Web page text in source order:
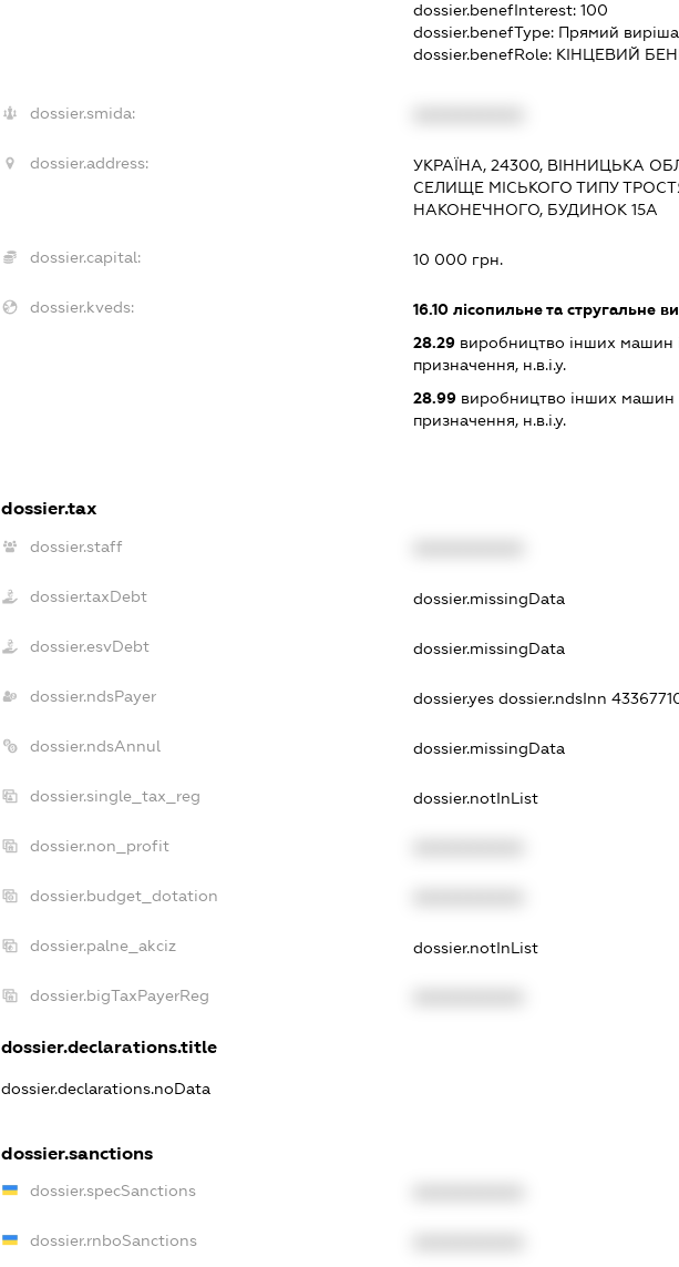
dossier.benefInterest: 100
dossier.benefType: Прямий
dossier.benefRole: КІНЦЕВИЙ
dossier.smida:
dossier.address:
УКРАЇНА, 24300, ВІННИЦЬКА
СЕЛИЩЕ МІСЬКОГО ТИПУ
НАКОНЕЧНОГО, БУДИНОК 15А
dossier.capital: 10 000 грн.
dossier.kveds: 16.10лісопильне та стругальне
28.29виробництво інших машин
призначення, н.в.і.у.
28.99виробництво інших машин
призначення, н.в.і.у.
dossier.tax
dossier.staff
dossier.taxDebt dossier.missingData
dossier.esvDebt dossier.missingData
dossier.ndsPayer dossier.yes dossier.ndsInn
dossier.ndsAnnul dossier.missingData
dossier.single_tax_reg dossier.notInList
dossier.non_profit
dossier.budget_dotation
dossier.palne_akciz dossier.notInList
dossier.bigTaxPayerReg
dossier.declarations.title
dossier.declarations.noData
dossier.sanctions
dossier.specSanctions
dossier.rnboSanctions